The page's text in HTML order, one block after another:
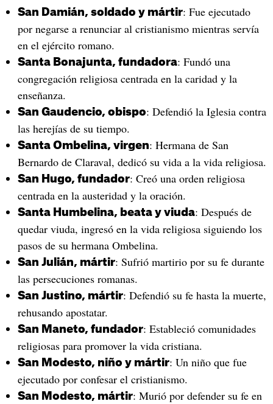
San Damián, soldado y mártir: Fue ejecutado
por negarse a renunciar al cristianismo mientras servía
en el ejército romano.
Santa Bonajunta, fundadora: Fundó una
congregación religiosa centrada en la caridad y la
enseñanza.
San Gaudencio, obispo: Defendió la Iglesia contra
las herejías de su tiempo.
Santa Ombelina, virgen: Hermana de San
Bernardo de Claraval, dedicó su vida a la vida religiosa.
San Hugo, fundador: Creó una orden religiosa
centrada en la austeridad y la oración.
Santa Humbelina, beata y viuda: Después de
quedar viuda, ingresó en la vida religiosa siguiendo los
pasos de su hermana Ombelina.
San Julián, mártir: Sufrió martirio por su fe durante
las persecuciones romanas.
San Justino, mártir: Defendió su fe hasta la muerte,
rehusando apostatar.
San Maneto, fundador: Estableció comunidades
religiosas para promover la vida cristiana.
San Modesto, niño y mártir: Un niño que fue
ejecutado por confesar el cristianismo.
San Modesto, mártir: Murió por defender su fe en